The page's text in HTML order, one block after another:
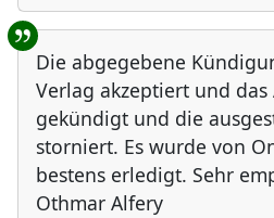
Die abgegebene
Verlag akzeptiert und
gekündigt und die
storniert. Es wurde von
bestens erledigt. Sehr
Othmar Alfery